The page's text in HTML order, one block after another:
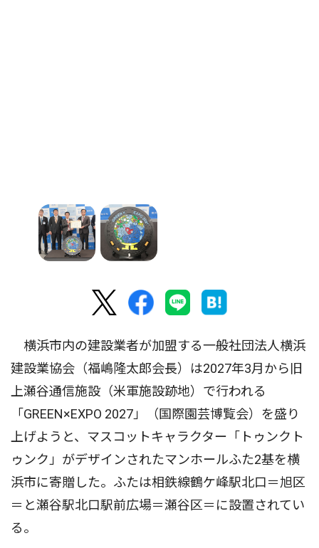
横浜市内の建設業者が加盟する一般社団法人横浜
建設業協会（福嶋隆太郎会長）は2027年3月から旧
上瀬谷通信施設（米軍施設跡地）で行われる
「GREEN×EXPO 2027」（国際園芸博覧会）を盛り
上げようと、マスコットキャラクター「トゥンクト
ゥンク」がデザインされたマンホールふた2基を横
浜市に寄贈した。ふたは相鉄線鶴ケ峰駅北口＝旭区
＝と瀬谷駅北口駅前広場＝瀬谷区＝に設置されてい
る。